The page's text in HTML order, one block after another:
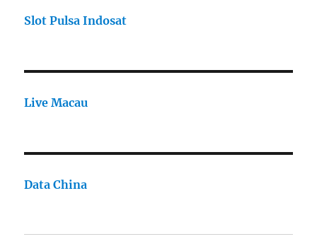
Slot Pulsa Indosat
Live Macau
Data China